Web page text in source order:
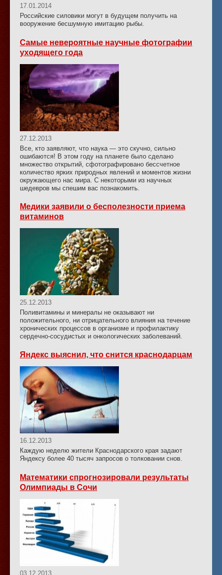
17.01.2014
Российские силовики могут в будущем получить на
вооружение бесшумную имитацию рыбы.
Самые невероятные научные фотографии
уходящего года
27.12.2013
Все, кто заявляют, что наука — это скучно, сильно
ошибаются! В этом году на планете было сделано
множество открытий, сфотографировано бессчетное
количество ярких природных явлений и моментов жизни
окружающего нас мира. С некоторыми из научных
шедевров мы спешим вас познакомить.
Медики заявили о бесполезности приема
витаминов
25.12.2013
Поливитамины и минералы не оказывают ни
положительного, ни отрицательного влияния на течение
хронических процессов в организме и профилактику
сердечно-сосудистых и онкологических заболеваний.
Яндекс выяснил, что снится краснодарцам
16.12.2013
Каждую неделю жители Краснодарского края задают
Яндексу более 40 тысяч запросов о толковании снов.
Математики спрогнозировали результаты
Олимпиады в Сочи
03.12.2013